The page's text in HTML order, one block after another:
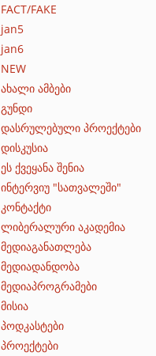
FACT/FAKE
jan5
jan6
NEW
ახალი ამბები
გუნდი
დასრულებული პროექტები
დისკუსია
ეს ქვეყანა შენია
ინტერვიუ "სათვალეში"
კონტაქტი
ლიბერალური აკადემია
მედიაგანათლება
მედიადანდობა
მედიაპროგრამები
მისია
პოდკასტები
პროექტები